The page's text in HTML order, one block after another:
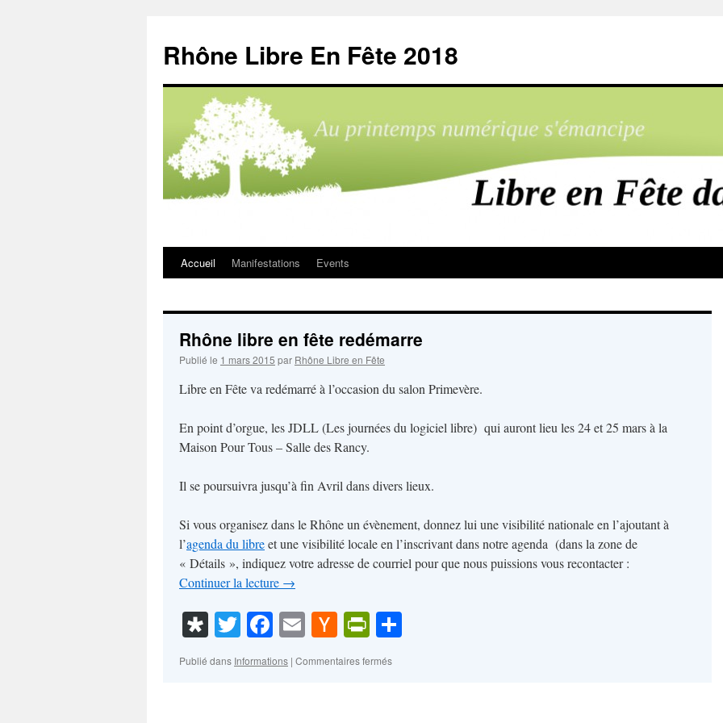
contenu
Rhône Libre En Fête 2018
Accueil Manifestations Events
Rhône libre en fête redémarre
Publié le 1 mars 2015 par Rhône Libre en Fête
Libre en Fête va redémarré à l’occasion du salon Primevère.
En point d’orgue, les JDLL (Les journées du logiciel libre) qui auront lieu les 24 et 25 mars à la
Maison Pour Tous – Salle des Rancy.
Il se poursuivra jusqu’à fin Avril dans divers lieux.
Si vous organisez dans le Rhône un évènement, donnez lui une visibilité nationale en l’ajoutant à
l’agenda du libreet une visibilité locale en l’inscrivant dans notre agenda (dans la zone de
« Détails », indiquez votre adresse de courriel pour que nous puissions vous recontacter :
Continuer la lecture →
Diaspora
TwitterFacebook
EmailHacker
News
PrintFriendly
Publié dans Informations | Commentaires ferméssur